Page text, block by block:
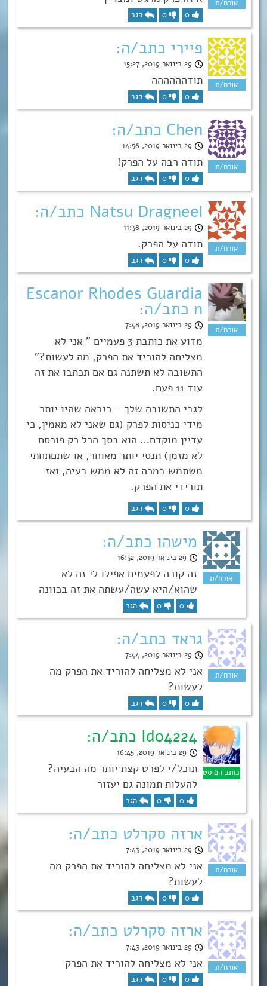
0
0 הגב
פיירי כתב/ה:
29 בינואר 2019, 15:27
תודהההההה
0
0 הגב
Chen כתב/ה:
29 בינואר 2019, 14:56
תודה רבה על הפרק!
0
0 הגב
Natsu Dragneel כתב/ה:
29 בינואר 2019, 11:38
תודה על הפרק.
0
0 הגב
Escanor Rhodes Guardia
n כתב/ה:
29 בינואר 2019, 7:48
מדוע את כותבת 3 פעמיים ” אני לא
מצליחה להוריד את הפרק, מה לעשות?”
התשובה לא תשתנה גם אם תכתבו את זה
עוד 11 פעם.
לגבי התשובה שלך – כנראה שהיו יותר
מידי כניסות לפרק (גם שאני לא מאמין, כי
עדיין מוקדם… הוא בסך הכל רק פורסם
לא מזמן) תנסי יותר מאוחר, או שתםתחתי
משתמש במכה זה לא ממש בעיה, ואז
תורידי את הפרק.
0
0 הגב
מישהו כתב/ה:
29 בינואר 2019, 16:32
זה קורה לפעמים אפילו לי זה לא
שהוא/היא עשה/עשתה את זה בכוונה
0
0 הגב
גראד כתב/ה:
29 בינואר 2019, 7:44
אני לא מצליחה להוריד את הפרק מה
לעשות?
0
0 הגב
Ido4224 כתב/ה:
29 בינואר 2019, 16:45
תוכל/י לפרט קצת יותר מה הבעיה?
להעלות תמונה גם יעזור
0
0 הגב
ארזה סקרלט כתב/ה:
29 בינואר 2019, 7:43
אני לא מצליחה להוריד את הפרק מה
לעשות?
0
0 הגב
ארזה סקרלט כתב/ה:
29 בינואר 2019, 7:43
אני לא מצליחה להוריד את הפרק
0
0 הגב